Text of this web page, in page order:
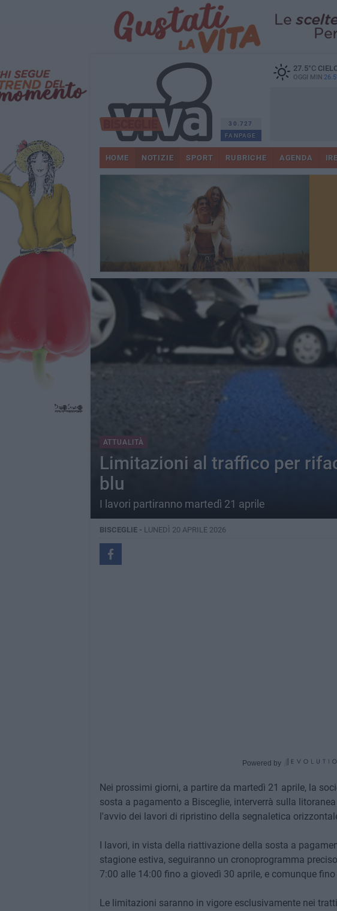
30.727
FANPAGE
27.5°C
OGGI MIN
HOME NOTIZIE SPORT RUBRICHE AGENDA
ATTUALITÀ
Limitazioni al traffico per
blu
I lavori partiranno martedì 21 aprile
BISCEGLIE - LUNEDÌ 20 APRILE 2026
Powered by
Nei prossimi giorni, a partire da martedì 21 aprile, la
sosta a pagamento a Bisceglie, interverrà sulla
l'avvio dei lavori di ripristino della segnaletica
I lavori, in vista della riattivazione della sosta a
stagione estiva, seguiranno un cronoprogramma
7:00 alle 14:00 fino a giovedì 30 aprile, e comunque
Le limitazioni saranno in vigore esclusivamente nei